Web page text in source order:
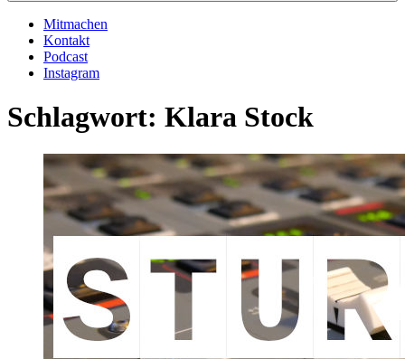
Mitmachen
Kontakt
Podcast
Instagram
Schlagwort: Klara Stock